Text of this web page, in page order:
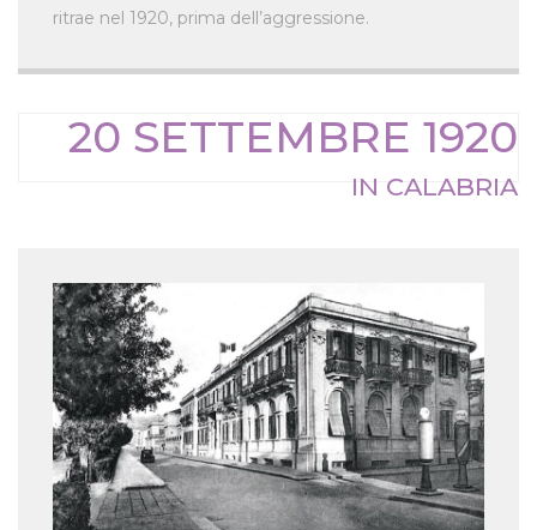
ritrae nel 1920, prima dell’aggressione.
20 SETTEMBRE 1920
IN CALABRIA